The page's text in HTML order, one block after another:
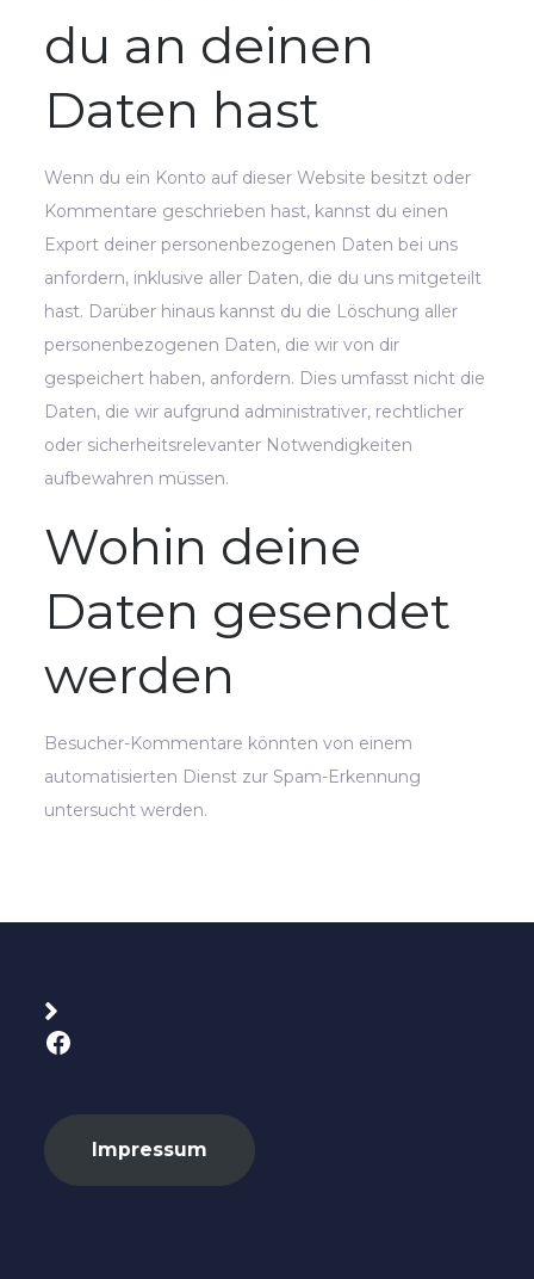
du an deinen
Daten hast
Wenn du ein Konto auf dieser Website besitzt oder
Kommentare geschrieben hast, kannst du einen
Export deiner personenbezogenen Daten bei uns
anfordern, inklusive aller Daten, die du uns mitgeteilt
hast. Darüber hinaus kannst du die Löschung aller
personenbezogenen Daten, die wir von dir
gespeichert haben, anfordern. Dies umfasst nicht die
Daten, die wir aufgrund administrativer, rechtlicher
oder sicherheitsrelevanter Notwendigkeiten
aufbewahren müssen.
Wohin deine
Daten gesendet
werden
Besucher-Kommentare könnten von einem
automatisierten Dienst zur Spam-Erkennung
untersucht werden.
Facebook
Impressum